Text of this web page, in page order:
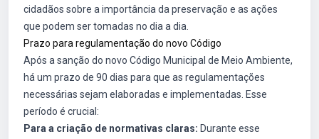
cidadãos sobre a importância da preservação e as ações
que podem ser tomadas no dia a dia.
Prazo para regulamentação do novo Código
Após a sanção do novo Código Municipal de Meio Ambiente,
há um prazo de 90 dias para que as regulamentações
necessárias sejam elaboradas e implementadas. Esse
período é crucial:
Para a criação de normativas claras: Durante esse